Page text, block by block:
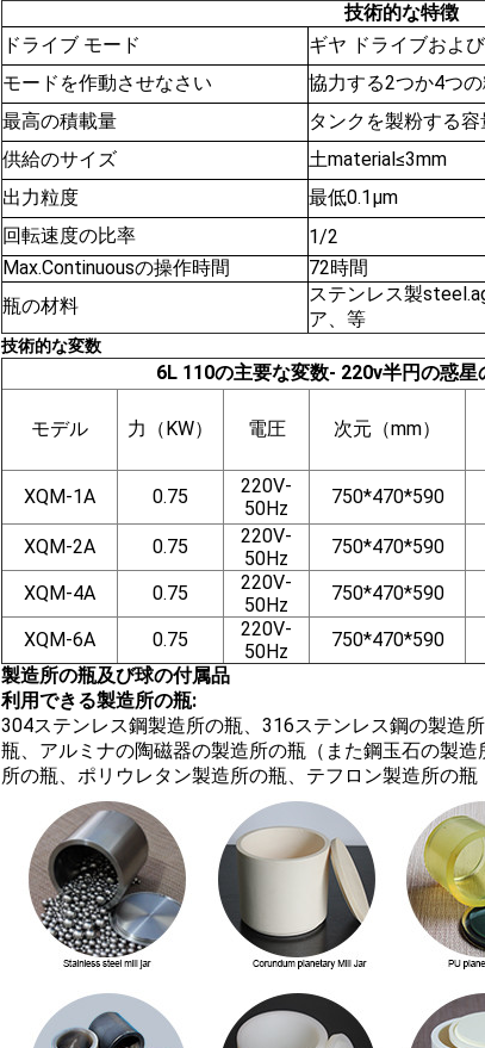
技術的な特徴
ドライブ モード
ギヤ ドライブおよ
モードを作動させなさい
協力する2つか4つ
最高の積載量
タンクを製粉する
供給のサイズ
土material≤3mm
出力粒度
最低0.1μm
回転速度の比率
1/2
Max.Continuousの操作時間
72時間
瓶の材料
ステンレス製
ア、等
技術的な変数
6L 110の主要な変数- 220v半円の惑星
モデル 力（KW） 電圧 次元（mm）
XQM-1A
0.75
220V-
50Hz
750*470*590
XQM-2A 0.75
220V-
50Hz
750*470*590
XQM-4A 0.75
220V-
50Hz
750*470*590
XQM-6A 0.75
220V-
50Hz
750*470*590
製造所の瓶及び球の付属品
利用できる製造所の瓶:
304ステンレス鋼製造所の瓶、316ステンレス鋼の製造
瓶、アルミナの陶磁器の製造所の瓶（また鋼玉石の製
所の瓶、ポリウレタン製造所の瓶、テフロン製造所の瓶